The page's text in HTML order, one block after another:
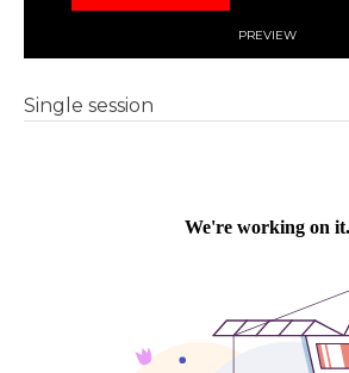
PREVIEW
Single session